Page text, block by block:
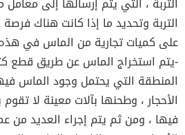
التربة وتحديد ما إذا كانت هناك
على كميات تجارية من الماس في هذه
-يتم استخراج الماس عن طريق قطع
المنطقة التي يحتمل وجود الماس
الأحجار ، وطحنها بآلات معينة لا
فيها ، ومن ثم يتم إجراء العديد من